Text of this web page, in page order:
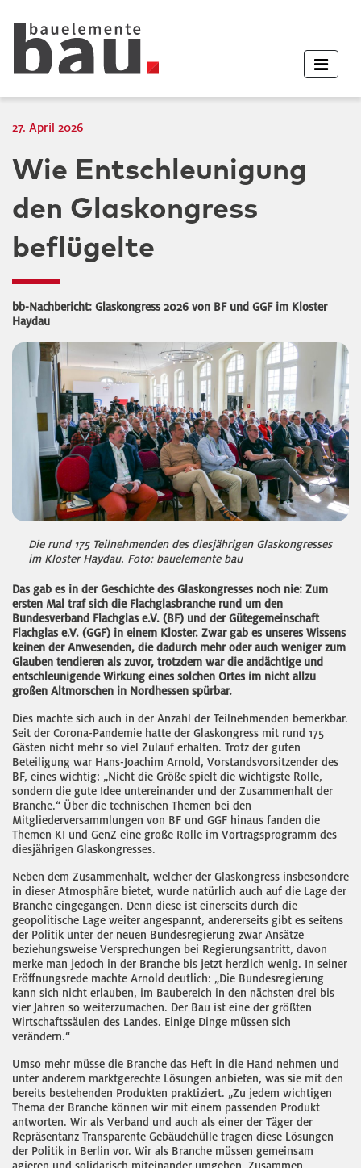
27. April 2026
Wie Entschleunigung
den Glaskongress
beflügelte
bb-Nachbericht: Glaskongress 2026 von BF und GGF im Kloster
Haydau
Die rund 175 Teilnehmenden des diesjährigen Glaskongresses
im Kloster Haydau. Foto: bauelemente bau
Das gab es in der Geschichte des Glaskongresses noch nie: Zum
ersten Mal traf sich die Flachglasbranche rund um den
Bundesverband Flachglas e.V. (BF) und der Gütegemeinschaft
Flachglas e.V. (GGF) in einem Kloster. Zwar gab es unseres Wissens
keinen der Anwesenden, die dadurch mehr oder auch weniger zum
Glauben tendieren als zuvor, trotzdem war die andächtige und
entschleunigende Wirkung eines solchen Ortes im nicht allzu
großen Altmorschen in Nordhessen spürbar.
Dies machte sich auch in der Anzahl der Teilnehmenden bemerkbar.
Seit der Corona-Pandemie hatte der Glaskongress mit rund 175
Gästen nicht mehr so viel Zulauf erhalten. Trotz der guten
Beteiligung war Hans-Joachim Arnold, Vorstandsvorsitzender des
BF, eines wichtig: „Nicht die Größe spielt die wichtigste Rolle,
sondern die gute Idee untereinander und der Zusammenhalt der
Branche.“ Über die technischen Themen bei den
Mitgliederversammlungen von BF und GGF hinaus fanden die
Themen KI und GenZ eine große Rolle im Vortragsprogramm des
diesjährigen Glaskongresses.
Neben dem Zusammenhalt, welcher der Glaskongress insbesondere
in dieser Atmosphäre bietet, wurde natürlich auch auf die Lage der
Branche eingegangen. Denn diese ist einerseits durch die
geopolitische Lage weiter angespannt, andererseits gibt es seitens
der Politik unter der neuen Bundesregierung zwar Ansätze
beziehungsweise Versprechungen bei Regierungsantritt, davon
merke man jedoch in der Branche bis jetzt herzlich wenig. In seiner
Eröffnungsrede machte Arnold deutlich: „Die Bundesregierung
kann sich nicht erlauben, im Baubereich in den nächsten drei bis
vier Jahren so weiterzumachen. Der Bau ist eine der größten
Wirtschaftssäulen des Landes. Einige Dinge müssen sich
verändern.“
Umso mehr müsse die Branche das Heft in die Hand nehmen und
unter anderem marktgerechte Lösungen anbieten, was sie mit den
bereits bestehenden Produkten praktiziert. „Zu jedem wichtigen
Thema der Branche können wir mit einem passenden Produkt
antworten. Wir als Verband und auch als einer der Täger der
Repräsentanz Transparente Gebäudehülle tragen diese Lösungen
der Politik in Berlin vor. Wir als Branche müssen gemeinsam
agieren und solidarisch miteinander umgehen. Zusammen